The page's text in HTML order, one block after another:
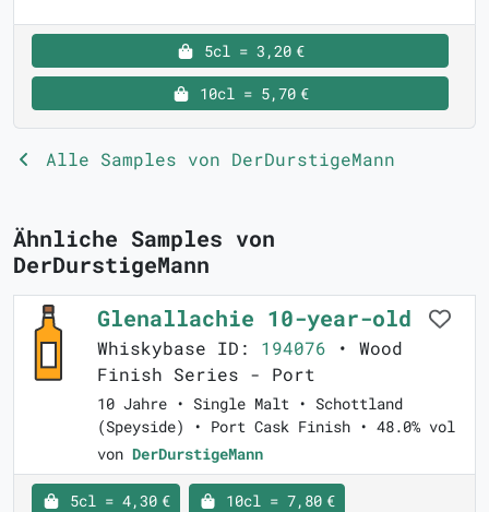
5cl = 3,20 €
10cl = 5,70 €
Alle Samples von DerDurstigeMann
Ähnliche Samples von
DerDurstigeMann
Glenallachie 10-year-old
Whiskybase ID: 194076 • Wood
Finish Series - Port
10 Jahre • Single Malt • Schottland
(Speyside) • Port Cask Finish • 48.0% vol
von DerDurstigeMann
5cl = 4,30 € 10cl = 7,80 €